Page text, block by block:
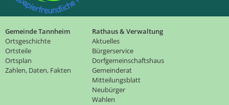
Gemeinde Tannheim
Ortsgeschichte
Ortsteile
Ortsplan
Zahlen, Daten, Fakten
Rathaus & Verwaltung
Aktuelles
Bürgerservice
Dorfgemeinschaftshaus
Gemeinderat
Mitteilungsblatt
Neubürger
Wahlen